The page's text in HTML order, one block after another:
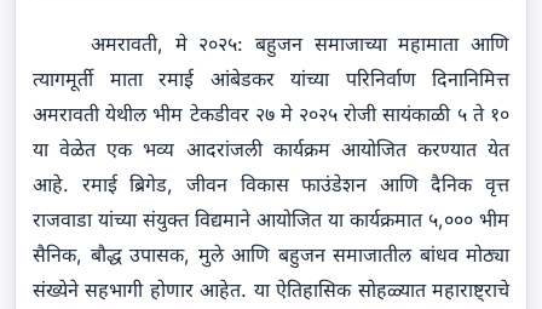
अमरावती, मे २०२५: बहुजन समाजाच्या महामाता आणि
त्यागमूर्ती माता रमाई आंबेडकर यांच्या परिनिर्वाण दिनानिमित्त
अमरावती येथील भीम टेकडीवर २७ मे २०२५ रोजी सायंकाळी ५ ते १०
या वेळेत एक भव्य आदरांजली कार्यक्रम आयोजित करण्यात येत
आहे. रमाई ब्रिगेड, जीवन विकास फाउंडेशन आणि दैनिक वृत्त
राजवाडा यांच्या संयुक्त विद्यमाने आयोजित या कार्यक्रमात ५,००० भीम
सैनिक, बौद्ध उपासक, मुले आणि बहुजन समाजातील बांधव मोठ्या
संख्येने सहभागी होणार आहेत. या ऐतिहासिक सोहळ्यात महाराष्ट्राचे